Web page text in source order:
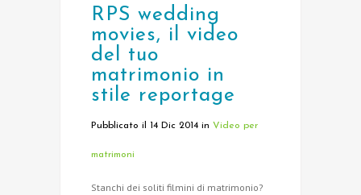
RPS wedding
movies, il video
del tuo
matrimonio in
stile reportage
Pubblicato il 14 Dic 2014 in Video per
matrimoni
Stanchi dei soliti filmini di matrimonio?